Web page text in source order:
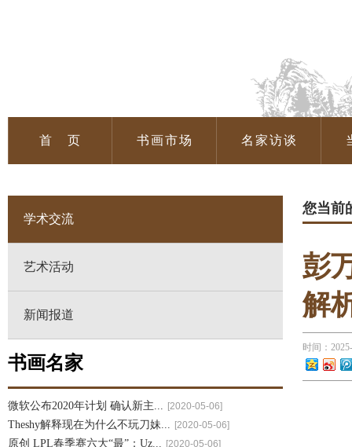
首 页 书画市场 名家访谈
学术交流
艺术活动
新闻报道
书画名家
微软公布2020年计划 确认新主... [2020-05-06]
Theshy解释现在为什么不玩刀妹... [2020-05-06]
原创 LPL春季赛六大“最”：Uz... [2020-05-06]
您当前
彭
解
时间：